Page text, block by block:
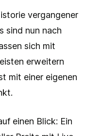
vergangener
sind nun nach
sich mit
erweitern
mit einer eigenen
einen Blick: Ein